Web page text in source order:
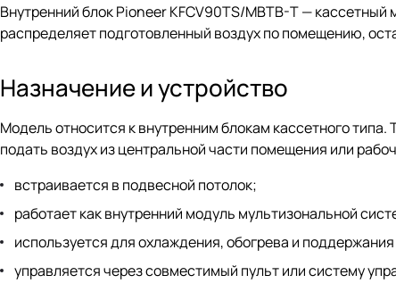
Внутренний блок Pioneer KFCV90TS/MBTB-T —
распределяет подготовленный воздух по помещению,
Назначение и устройство
Модель относится к внутренним блокам кассетного
подать воздух из центральной части помещения или
встраивается в подвесной потолок;
работает как внутренний модуль мультизональной
используется для охлаждения, обогрева и
управляется через совместимый пульт или систему